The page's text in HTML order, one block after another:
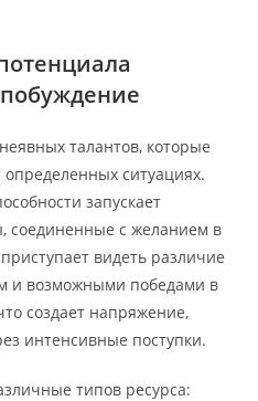
талантов, которые
ситуациях.
запускает
соединенные с желанием в
видеть различие
и возможными победами в
создает напряжение,
интенсивные поступки.
типов ресурса: